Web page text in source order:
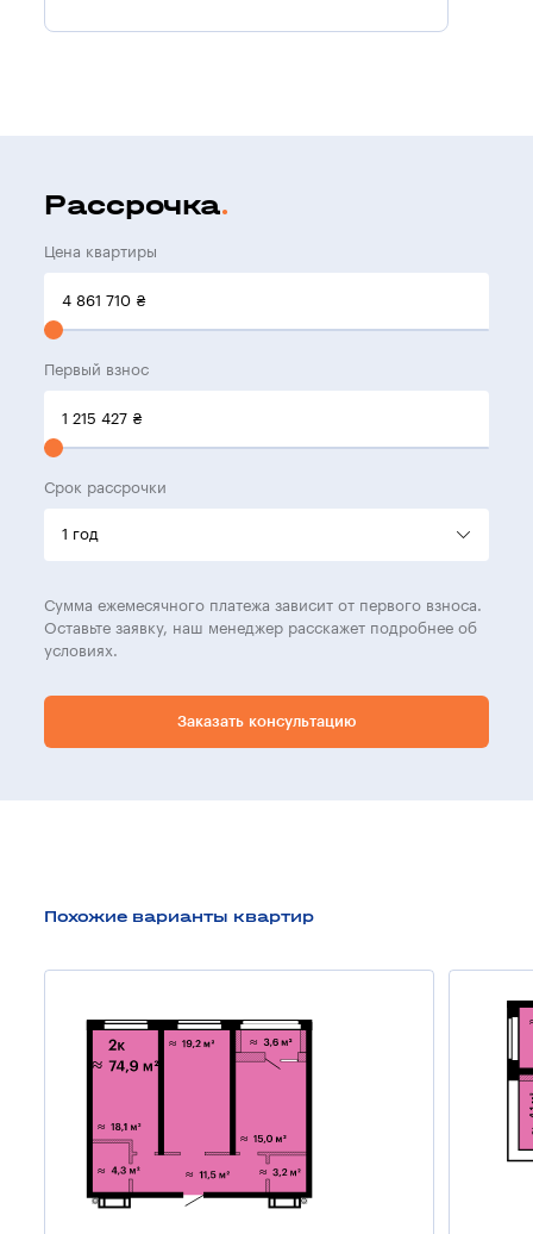
Рассрочка
Цена квартиры
4 861 710 ₴
Первый взнос
1 215 427 ₴
Срок рассрочки
Сумма ежемесячного платежа зависит от первого взноса.
Оставьте заявку, наш менеджер расскажет подробнее об
условиях.
Заказать консультацию
Похожие варианты квартир